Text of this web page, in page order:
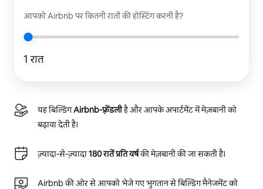
आपको Airbnb पर कितनी रातों की होस्टिंग करनी है?
1 रात
यह बिल्डिंगAirbnb-फ़्रेंडलीहै और आपके अपार्टमेंट में मेज़बानी को
बढ़ावा देती है।
ज़्यादा-से-ज़्यादा180 रातें प्रति वर्षकी मेज़बानी की जा सकती है।
Airbnb की ओर से आपको भेजे गए भुगतान से बिल्डिंग मैनेजमेंट को